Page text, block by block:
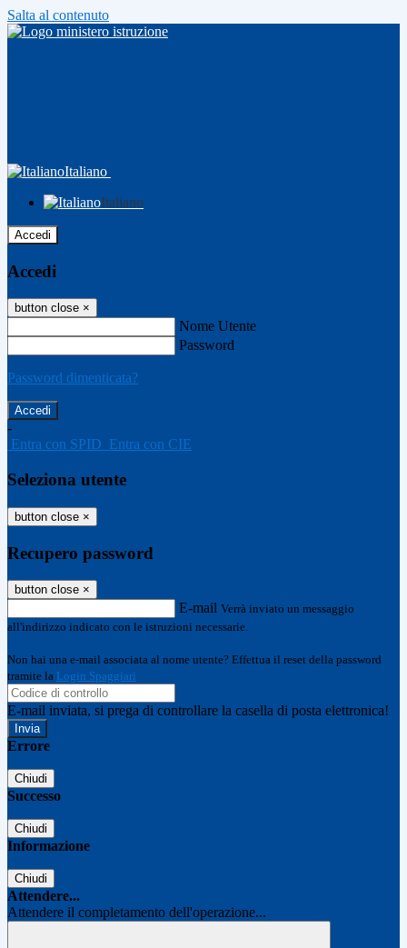
Salta al contenuto
Italiano
Italiano
Accedi
Accedi
button close ×
Nome Utente
Password
Password dimenticata?
-
Entra con SPID Entra con CIE
Seleziona utente
button close ×
Recupero password
button close ×
E-mail Verrà inviato un messaggio
all'indirizzo indicato con le istruzioni necessarie.
Non hai una e-mail associata al nome utente? Effettua il reset della password
tramite la Login Spaggiari
E-mail inviata, si prega di controllare la casella di posta elettronica!
Errore
Chiudi
Successo
Chiudi
Informazione
Chiudi
Attendere...
Attendere il completamento dell'operazione...